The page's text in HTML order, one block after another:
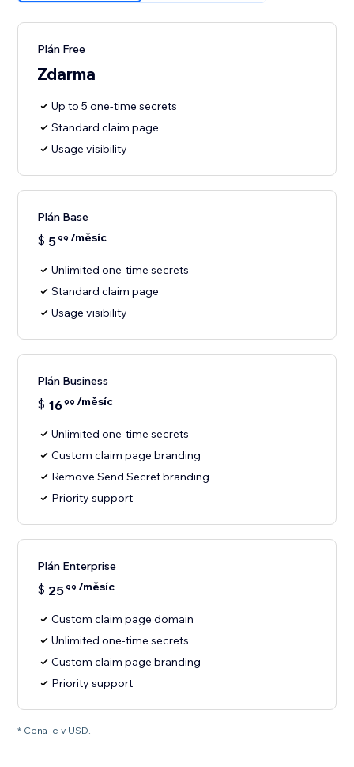
Plán Free
Zdarma
Up to 5 one-time secrets
Standard claim page
Usage visibility
Plán Base
$ 599 /měsíc
Unlimited one-time secrets
Standard claim page
Usage visibility
Plán Business
$ 1699 /měsíc
Unlimited one-time secrets
Custom claim page branding
Remove Send Secret branding
Priority support
Plán Enterprise
$ 2599 /měsíc
Custom claim page domain
Unlimited one-time secrets
Custom claim page branding
Priority support
* Cena je v USD.